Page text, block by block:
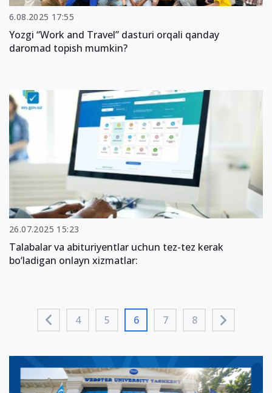
6.08.2025 17:55
Yozgi “Work and Travel” dasturi orqali qanday
daromad topish mumkin?
26.07.2025 15:23
Talabalar va abituriyentlar uchun tez-tez kerak
bo‘ladigan onlayn xizmatlar:
4 5 6 7 8